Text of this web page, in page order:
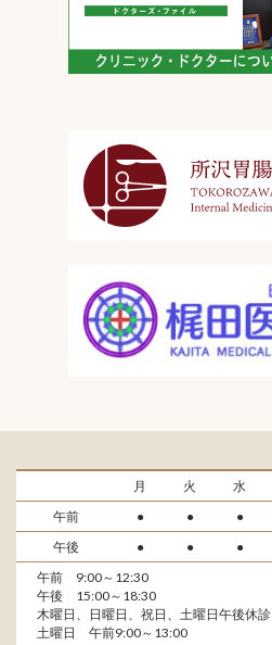
月 火 水
午前
● ● ●
午後
● ● ●
午前 9:00～12:30
午後 15:00～18:30
木曜日、日曜日、祝日、土曜日午後休診
土曜日 午前9:00～13:00